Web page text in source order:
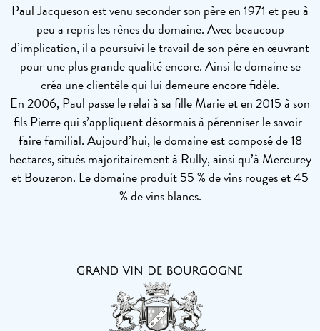
Paul Jacqueson est venu seconder son père en 1971 et peu à
peu a repris les rênes du domaine. Avec beaucoup
d’implication, il a poursuivi le travail de son père en œuvrant
pour une plus grande qualité encore. Ainsi le domaine se
créa une clientèle qui lui demeure encore fidèle.
En 2006, Paul passe le relai à sa fille Marie et en 2015 à son
fils Pierre qui s’appliquent désormais à pérenniser le savoir-
faire familial. Aujourd’hui, le domaine est composé de 18
hectares, situés majoritairement à Rully, ainsi qu’à Mercurey
et Bouzeron. Le domaine produit 55 % de vins rouges et 45
% de vins blancs.